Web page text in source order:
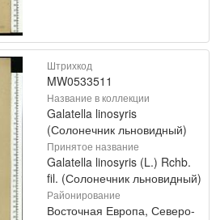
Штрихкод
MW0533511
Название в коллекции
Galatella linosyris
(Солонечник льновидный)
Принятое название
Galatella linosyris (L.) Rchb.
fil. (Солонечник льновидный)
Районирование
Восточная Европа, Северо-